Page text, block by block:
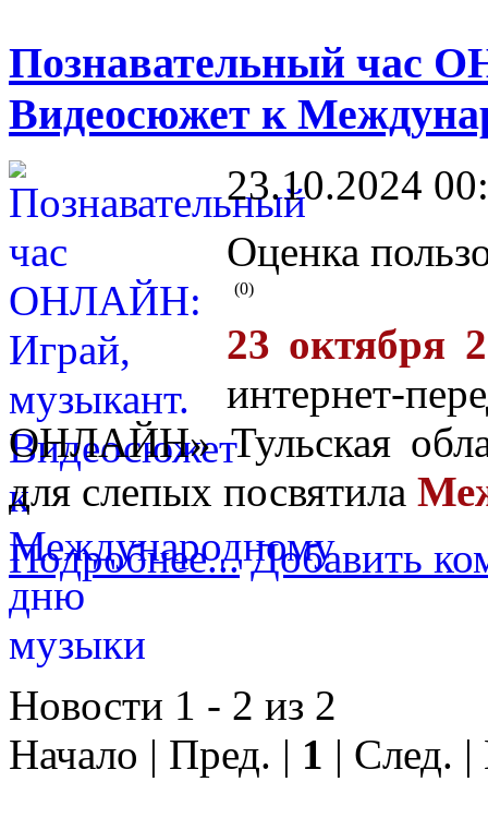
Познавательный час
Видеосюжет к
23.10.2024
Оценка
(0)
23 октября
интернет-
ОНЛАЙН» Тульская
для слепых посвятила
Подробнее... Добавить
Новости 1 - 2 из 2
Начало | Пред. | 1 | След.